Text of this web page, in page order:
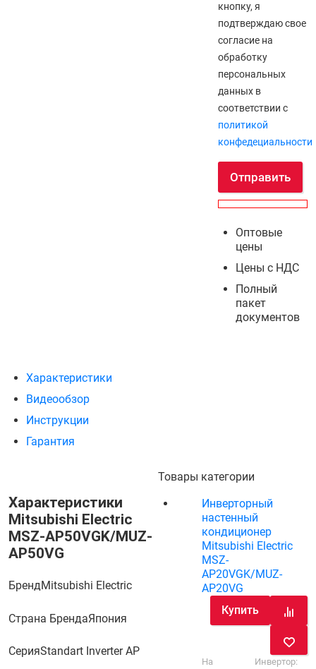
кнопку, я
подтверждаю свое
согласие на
обработку
персональных
данных в
соответствии с
политикой
конфедециальности
Отправить
Оптовые
цены
Цены с НДС
Полный
пакет
документов
Характеристики
Видеообзор
Инструкции
Гарантия
Характеристики
Mitsubishi Electric
MSZ-AP50VGK/MUZ-
AP50VG
БрендMitsubishi Electric
Страна БрендаЯпония
СерияStandart Inverter AP
Товары категории
Инверторный
настенный
кондиционер
Mitsubishi Electric
MSZ-
AP20VGK/MUZ-
AP20VG
Купить
На
Инвертор: